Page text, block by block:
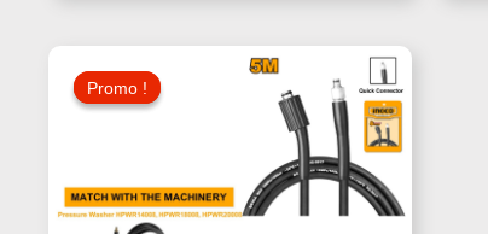
Promo !
Promo !
Le
Prix
Prix
Actuel
Est :